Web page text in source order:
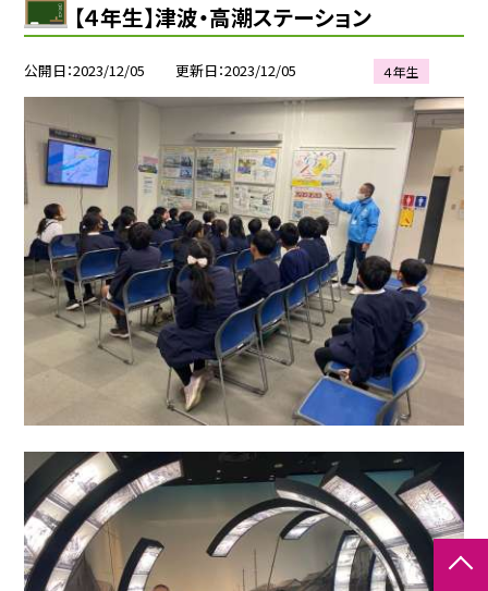
【４年生】津波・高潮ステーション
公開日 2023/12/05 更新日 2023/12/05 ４年生